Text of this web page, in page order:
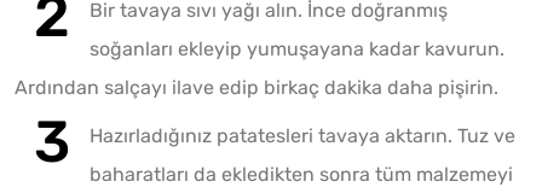
Bir tavaya sıvı yağı alın. İnce doğranmış
soğanları ekleyip yumuşayana kadar kavurun.
Ardından salçayı ilave edip birkaç dakika daha pişirin.
Hazırladığınız patatesleri tavaya aktarın. Tuz ve
baharatları da ekledikten sonra tüm malzemeyi